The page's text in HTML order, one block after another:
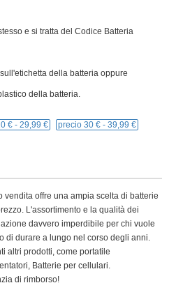
offre una ampia scelta di batterie
L'assortimento e la qualità dei
di durare a lungo nel corso degli anni.
altri prodotti, come portatile
Batterie per cellulari.
di rimborso!
al 100%.
che soddisfatto.
il sistema di pagamento PayPal